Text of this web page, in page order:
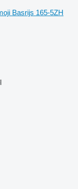
Basrijs 165-5ZH